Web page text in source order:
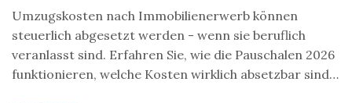
Umzugskosten nach Immobilienerwerb können
steuerlich abgesetzt werden - wenn sie beruflich
veranlasst sind. Erfahren Sie, wie die Pauschalen 2026
funktionieren, welche Kosten wirklich absetzbar sind